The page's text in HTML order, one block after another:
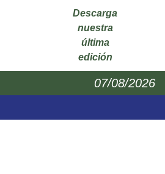
Descarga
nuestra
última
edición
07/08/2026